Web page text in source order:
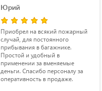
Юрий
Приобрел на всякий пожарный
случай, для постоянного
прибывания в багажнике.
Простой и удобный в
применении за вменяемые
деньги. Спасибо персоналу за
оперативность в продаже.